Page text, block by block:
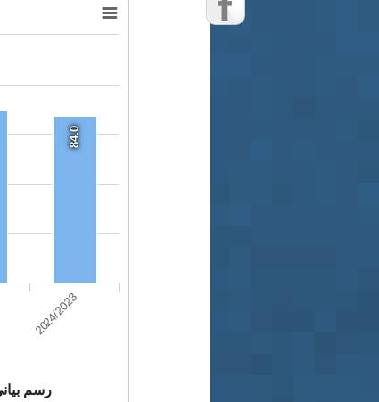
84.0
2024/2023
رسم